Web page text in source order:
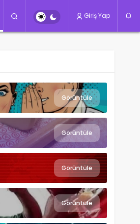
Giriş Yap
Görüntüle
Görüntüle
Görüntüle
Görüntüle